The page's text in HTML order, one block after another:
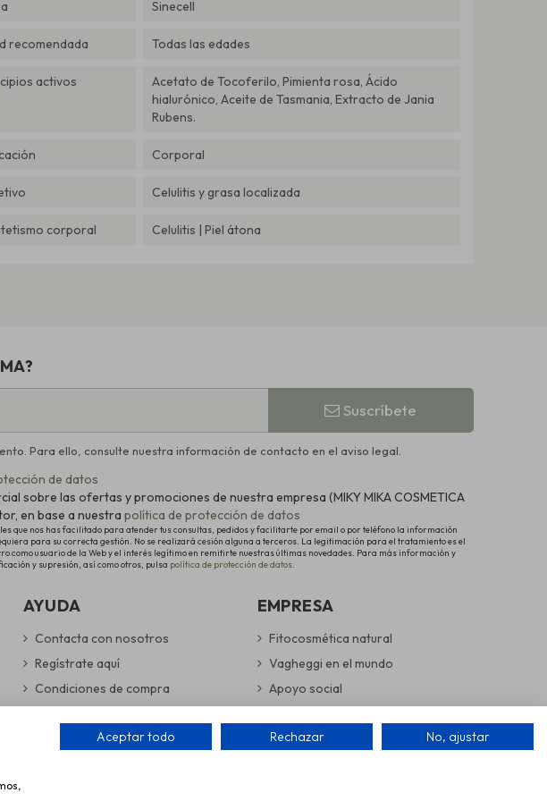
Sinecell
recomendada Todas las edades
activos
Acetato de Tocoferilo, Pimienta rosa, Ácido
hialurónico, Aceite de Tasmania, Extracto de Jania
Rubens.
Corporal
Celulitis y grasa localizada
corporal Celulitis | Piel átona
Suscríbete
Para ello, consulte nuestra información de contacto en el aviso legal.
de datos
sobre las ofertas y promociones de nuestra empresa (MIKY MIKA COSMETICA
en base a nuestrapolítica de protección de datos
que nos has facilitado para atender tus consultas, pedidos y facilitarte por email o por teléfono la información
para su correcta gestión. No se realizará cesión alguna a terceros. La legitimación para el tratamiento es el
como usuario de la Web y el interés legítimo en remitirte nuestras últimas novedades. Para más información y
y supresión, así como otros, pulsa política de protección de datos
AYUDA
Contacta con nosotros
Regístrate aquí
Condiciones de compra
Formas de pago seguras
EMPRESA
Fitocosmética natural
Vagheggi en el mundo
Apoyo social
Aceptar todo Rechazar No, ajustar